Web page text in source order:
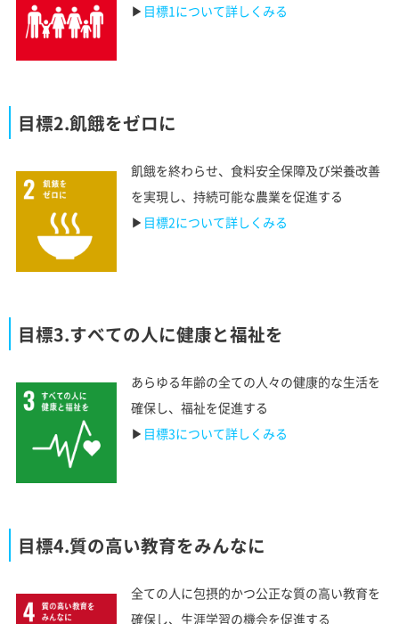
▶︎ 目標1について詳しくみる
目標2.飢餓をゼロに
飢餓を終わらせ、食料安全保障及び栄養改善
を実現し、持続可能な農業を促進する
▶︎ 目標2について詳しくみる
目標3.すべての人に健康と福祉を
あらゆる年齢の全ての人々の健康的な生活を
確保し、福祉を促進する
▶︎ 目標3について詳しくみる
目標4.質の高い教育をみんなに
全ての人に包摂的かつ公正な質の高い教育を
確保し、生涯学習の機会を促進する